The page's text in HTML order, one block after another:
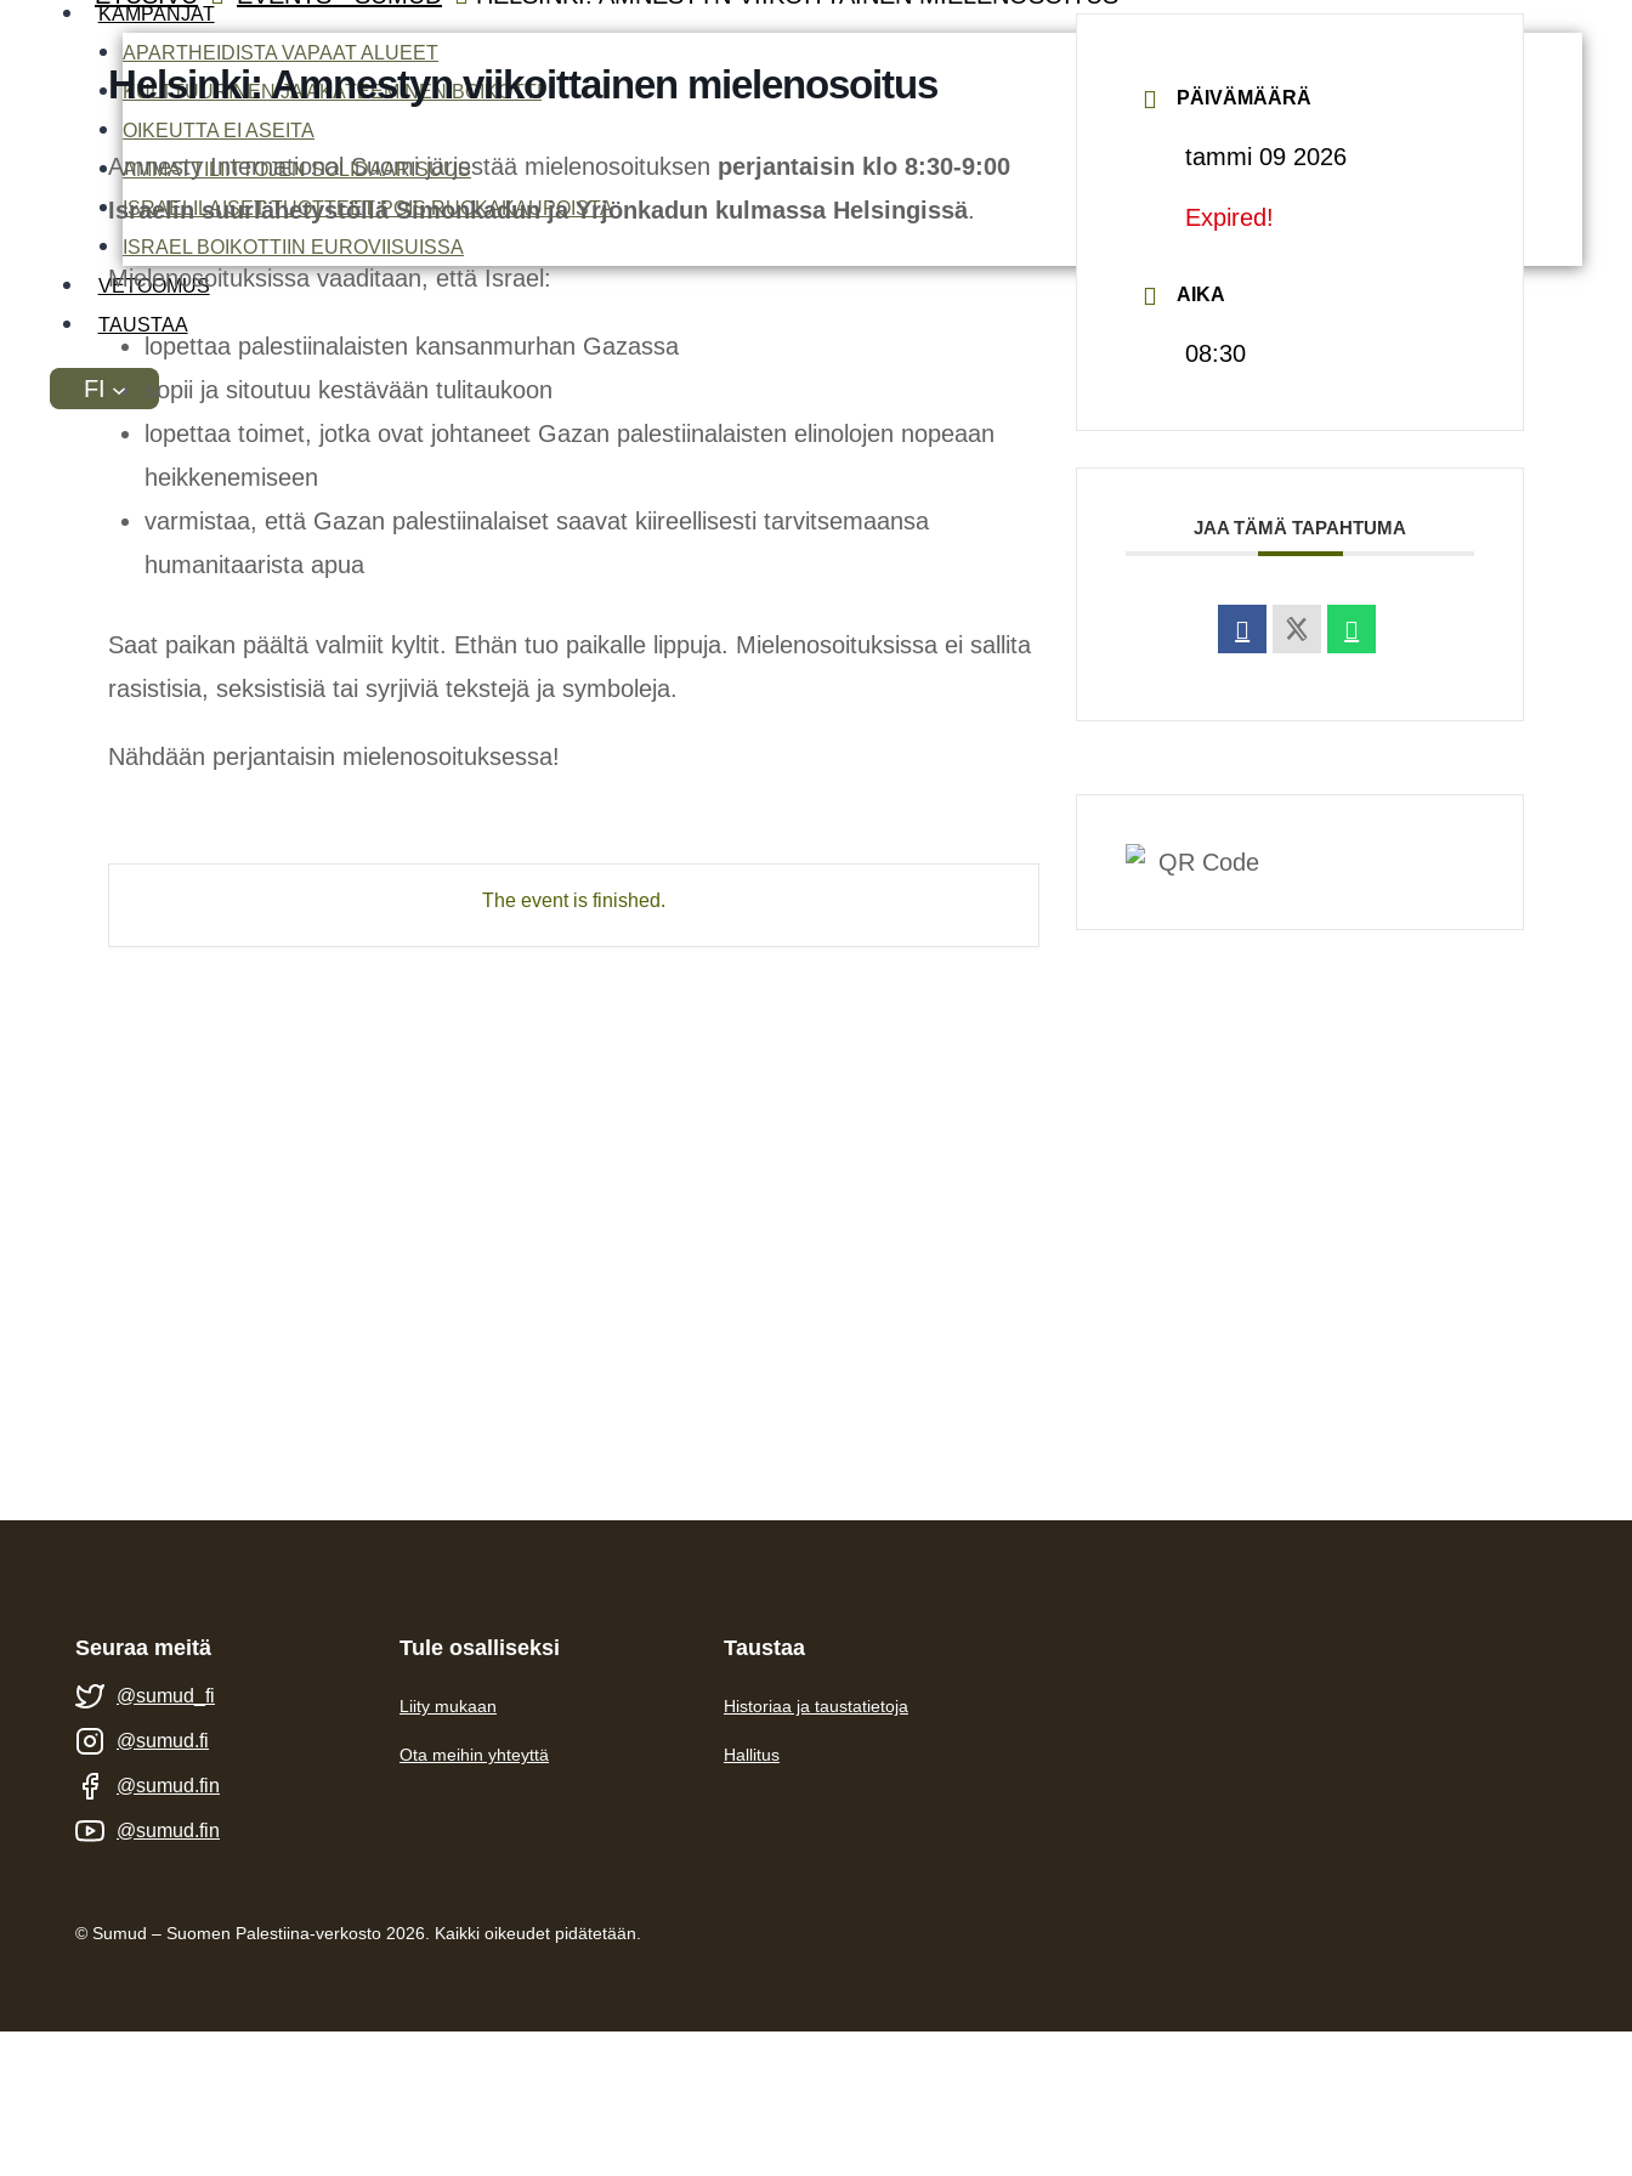
KAMPANJAT
APARTHEIDISTA VAPAAT ALUEET
KULTTUURINEN JA AKATEEMINEN BOIKOTTI
OIKEUTTA EI ASEITA
AMMATTILIITTOJEN SOLIDAARISUUS
ISRAELILAISET TUOTTEET POIS RUOKAKAUPOISTA
ISRAEL BOIKOTTIIN EUROVIISUISSA
VETOOMUS
TAUSTAA
FI
Helsinki: Amnestyn viikoittainen mielenosoitus
Amnesty International Suomi järjestää mielenosoituksen perjantaisin klo 8:30-9:00
Israelin suurlähetystöllä Simonkadun ja Yrjönkadun kulmassa Helsingissä.
Mielenosoituksissa vaaditaan, että Israel:
lopettaa palestiinalaisten kansanmurhan Gazassa
sopii ja sitoutuu kestävään tulitaukoon
lopettaa toimet, jotka ovat johtaneet Gazan palestiinalaisten elinolojen nopeaan
heikkenemiseen
varmistaa, että Gazan palestiinalaiset saavat kiireellisesti tarvitsemaansa
humanitaarista apua
Saat paikan päältä valmiit kyltit. Ethän tuo paikalle lippuja. Mielenosoituksissa ei sallita
rasistisia, seksistisiä tai syrjiviä tekstejä ja symboleja.
Nähdään perjantaisin mielenosoituksessa!
The event is finished.
PÄIVÄMÄÄRÄ
tammi 09 2026
Expired!
AIKA
08:30
JAA TÄMÄ TAPAHTUMA
Seuraa meitä
@sumud_fi
@sumud.fi
@sumud.fin
@sumud.fin
Tule osalliseksi
Liity mukaan
Ota meihin yhteyttä
Taustaa
Historiaa ja taustatietoja
Hallitus
© Sumud – Suomen Palestiina-verkosto 2026. Kaikki oikeudet pidätetään.